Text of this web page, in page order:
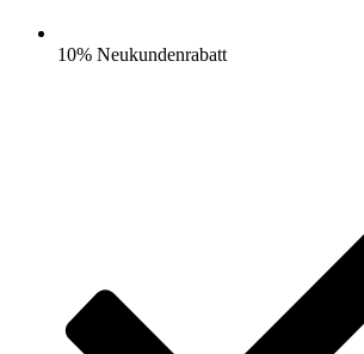
10% Neukundenrabatt